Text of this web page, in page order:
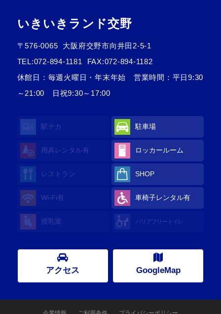
いきいきランド交野
〒576-0065
大阪府交野市向井田2-5-1
TEL:072-894-1181
FAX:072-894-1182
休館日：毎週火曜日・年末年始 営業時間：平日9:30
～21:00 日祝9:30～17:00
駅チカ 駐車場
用具レンタル有 ロッカールーム
レストラン SHOP
Wi-Fi有 車椅子レンタル有
授乳室 バリアフリートイレ
アクセス GoogleMap